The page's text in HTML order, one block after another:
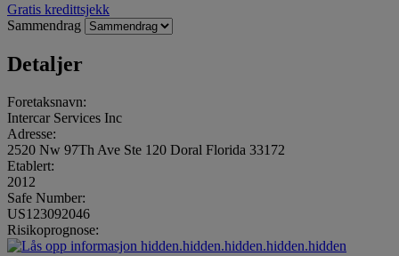
Gratis kredittsjekk
Sammendrag
Detaljer
Foretaksnavn:
Intercar Services Inc
Adresse:
2520 Nw 97Th Ave Ste 120 Doral Florida 33172
Etablert:
2012
Safe Number:
US123092046
Risikoprognose:
hidden.hidden.hidden.hidden.hidden